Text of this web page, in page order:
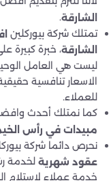
الشارقة.
تمتلك شركة بيوركلين
الشارقة، خبرة كبيرة
ليست هي العامل
الاسعار تنافسية
للعملاء.
كما نمتلك أحدث
مبيدات في رأس
نحرص دائما شركة
عقود شهرية لخدمة
خدمة عملاء لاستلام